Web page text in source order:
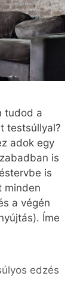
tudod a
testsúllyal?
adok egy
is
is
minden
a végén
Íme
edzés